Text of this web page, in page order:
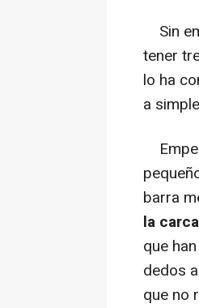
Sin
tener
lo ha
a
barra
la
que
dedos
que no